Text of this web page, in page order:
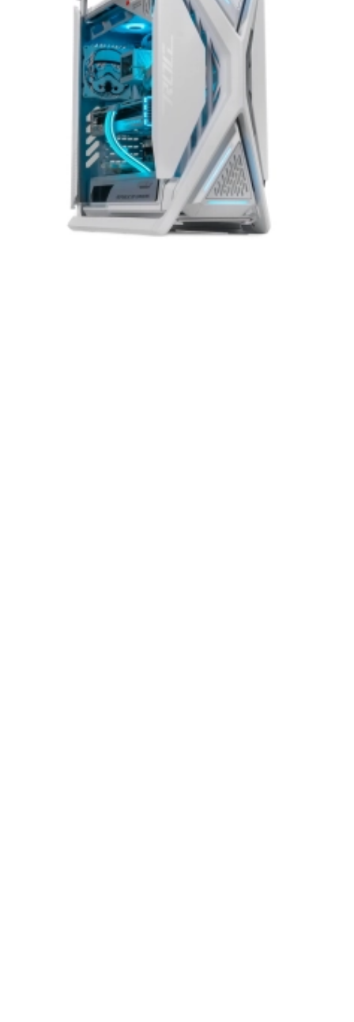
нашей продукции. Мы уверены, что
приобретенная вами техника будет служить
вам долгие годы при соблюдении правил
эксплуатации и хранения.
Artline комп'ютери